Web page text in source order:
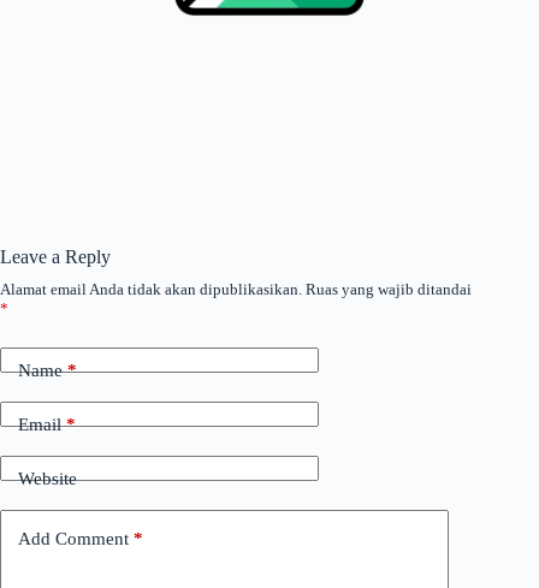
Leave a Reply
Alamat email Anda tidak akan dipublikasikan. Ruas yang wajib ditandai
*
Name*
Email*
Website
Add Comment *